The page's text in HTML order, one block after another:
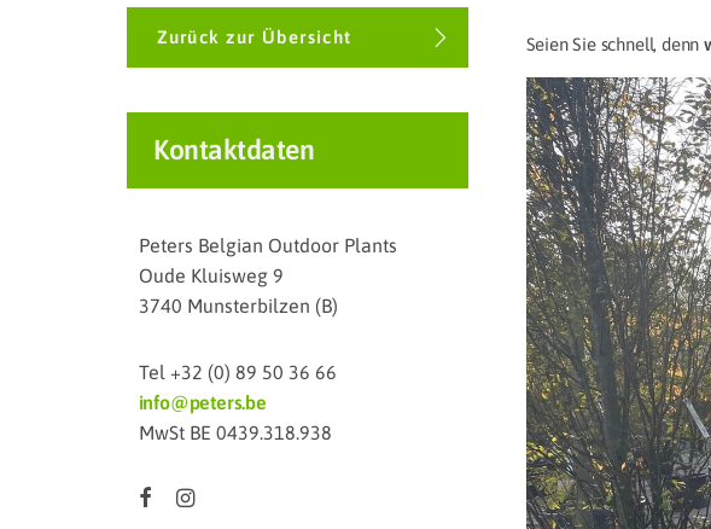
Zurück zur Übersicht
Kontaktdaten
Peters Belgian Outdoor Plants
Oude Kluisweg 9
3740 Munsterbilzen (B)
Tel +32 (0) 89 50 36 66
info@peters.be
MwSt BE 0439.318.938
Seien Sie schnell, denn